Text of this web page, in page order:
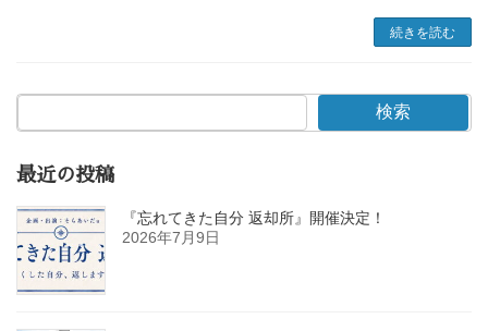
続きを読む
検索
最近の投稿
『忘れてきた自分 返却所』開催決定！
2026年7月9日